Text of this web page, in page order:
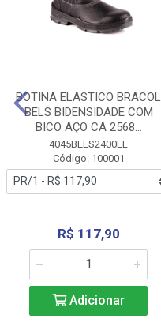
BOTINA ELASTICO BRACOL
BELS BIDENSIDADE COM
BICO AÇO CA 2568...
4045BELS2400LL
Código: 100001
R$ 117,90
Adicionar